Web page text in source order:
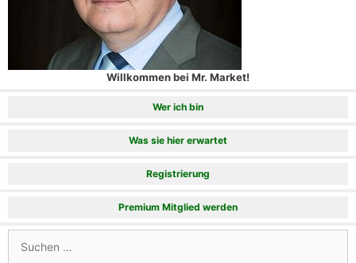
Willkommen bei Mr. Market!
Wer ich bin
Was sie hier erwartet
Registrierung
Premium Mitglied werden
nach: